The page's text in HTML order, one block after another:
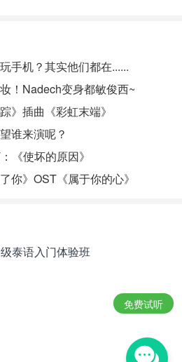
手机？其实他们都在......
！Nadech变身都敏俊西~
》插曲《彩虹末端》
谁来演呢？
《使坏的原因》
你》OST《属于你的心》
泰语入门体验班
免费试听